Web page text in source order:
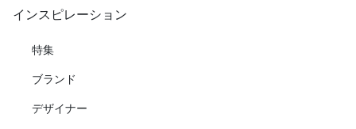
インスピレーション
特集
ブランド
デザイナー